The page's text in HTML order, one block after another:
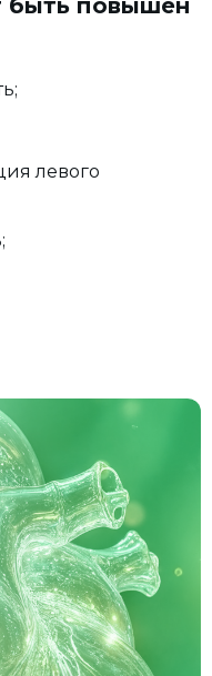
быть повышен
левого